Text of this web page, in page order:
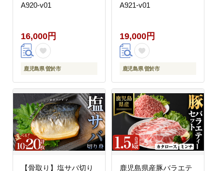
A920-v01
16,000円
鹿児島県 曽於市
A921-v01
19,000円
鹿児島県 曽於市
【骨取り】塩サバ切り
鹿児島県産豚バラエテ